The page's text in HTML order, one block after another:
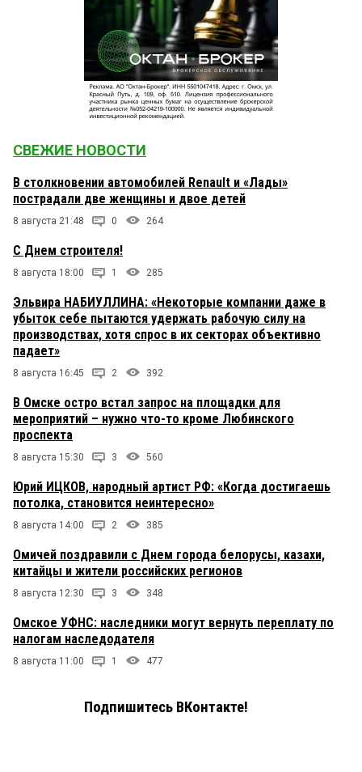
СВЕЖИЕ НОВОСТИ
В столкновении автомобилей Renault и «Лады»
пострадали две женщины и двое детей
8 августа 21:48 0 264
С Днем строителя!
8 августа 18:00 1 285
Эльвира НАБИУЛЛИНА: «Некоторые компании даже в
убыток себе пытаются удержать рабочую силу на
производствах, хотя спрос в их секторах объективно
падает»
8 августа 16:45 2 392
В Омске остро встал запрос на площадки для
мероприятий – нужно что-то кроме Любинского
проспекта
8 августа 15:30 3 560
Юрий ИЦКОВ, народный артист РФ: «Когда достигаешь
потолка, становится неинтересно»
8 августа 14:00 2 385
Омичей поздравили с Днем города белорусы, казахи,
китайцы и жители российских регионов
8 августа 12:30 3 348
Омское УФНС: наследники могут вернуть переплату по
налогам наследодателя
8 августа 11:00 1 477
Подпишитесь ВКонтакте!